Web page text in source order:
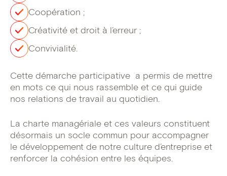
Coopération ;
Créativité et droit à l’erreur ;
Convivialité.
Cette démarche participative a permis de mettre
en mots ce qui nous rassemble et ce qui guide
nos relations de travail au quotidien.
La charte managériale et ces valeurs constituent
désormais un socle commun pour accompagner
le développement de notre culture d’entreprise et
renforcer la cohésion entre les équipes.